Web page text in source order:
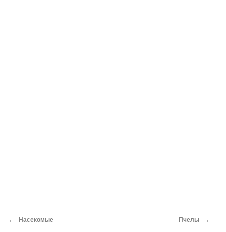
← Насекомые Пчелы →